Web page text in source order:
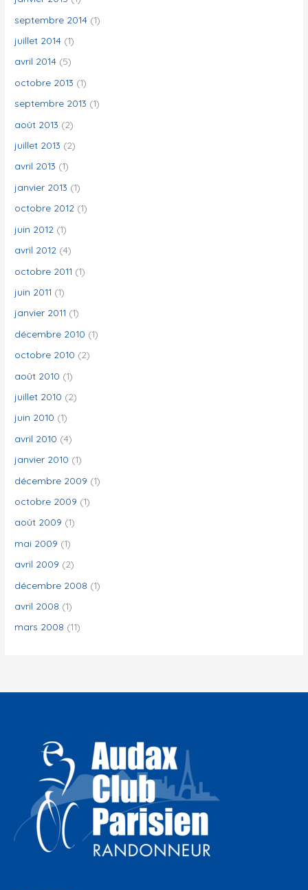
septembre 2014 (1)
juillet 2014 (1)
avril 2014 (5)
octobre 2013 (1)
septembre 2013 (1)
août 2013 (2)
juillet 2013 (2)
avril 2013 (1)
janvier 2013 (1)
octobre 2012 (1)
juin 2012 (1)
avril 2012 (4)
octobre 2011 (1)
juin 2011 (1)
janvier 2011 (1)
décembre 2010 (1)
octobre 2010 (2)
août 2010 (1)
juillet 2010 (2)
juin 2010 (1)
avril 2010 (4)
janvier 2010 (1)
décembre 2009 (1)
octobre 2009 (1)
août 2009 (1)
mai 2009 (1)
avril 2009 (2)
décembre 2008 (1)
avril 2008 (1)
mars 2008 (11)